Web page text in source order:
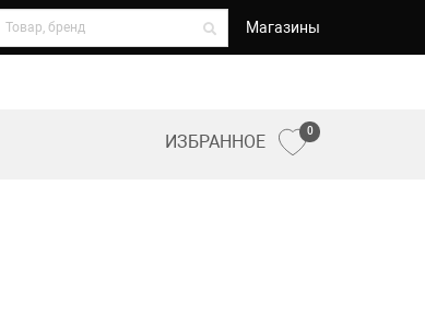
Магазины
ИЗБРАННОЕ
0